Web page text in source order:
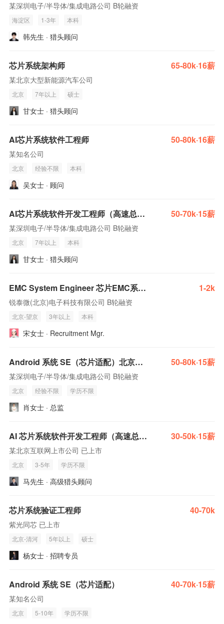
某深圳电子/半导体/集成电路公司 B轮融资
海淀区 1-3年 本科
韩先生 · 猎头顾问
芯片系统架构师 65-80k·16薪
某北京大型新能源汽车公司
北京 7年以上 硕士
甘女士 · 猎头顾问
AI芯片系统软件工程师 50-80k·16薪
某知名公司
北京 经验不限 本科
吴女士 · 顾问
AI芯片系统软件开发工程师（高速总线） 50-70k·15薪
某深圳电子/半导体/集成电路公司 B轮融资
北京 7年以上 本科
甘女士 · 猎头顾问
EMC System Engineer 芯片EMC系统工程师 1-2k
锐泰微(北京)电子科技有限公司 B轮融资
北京-望京 3年以上 本科
宋女士 · Recruitment Mgr.
Android 系统 SE（芯片适配）北京、上海、南京、深圳、西安 50-80k·15薪
某深圳电子/半导体/集成电路公司 B轮融资
北京 经验不限 学历不限
肖女士 · 总监
AI 芯片系统软件开发工程师（高速总线） 30-50k·15薪
某北京互联网上市公司 已上市
北京 3-5年 学历不限
马先生 · 高级猎头顾问
芯片系统验证工程师 40-70k
紫光同芯 已上市
北京-清河 5年以上 硕士
杨女士 · 招聘专员
Android 系统 SE（芯片适配） 40-70k·15薪
某知名公司
北京 5-10年 学历不限